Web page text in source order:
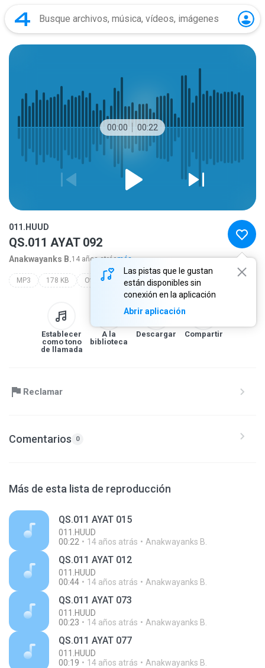
00:00 00:22
Las pistas que le gustan
están disponibles sin
conexión en la aplicación
Abrir aplicación
011.HUUD
QS.011 AYAT 092
Anakwayanks B.14 años atrásmás...
MP3 178 KB Other makkiyah 011.huud
Establecer
como tono
de llamada
A la
biblioteca
Descargar Compartir
Reclamar
Comentarios 0
Más de esta lista de reproducción
QS.011 AYAT 015
011.HUUD
00:22
14 años atrás Anakwayanks B.
QS.011 AYAT 012
011.HUUD
00:44
14 años atrás Anakwayanks B.
QS.011 AYAT 073
011.HUUD
00:23
14 años atrás Anakwayanks B.
QS.011 AYAT 077
011.HUUD
00:19
14 años atrás Anakwayanks B.